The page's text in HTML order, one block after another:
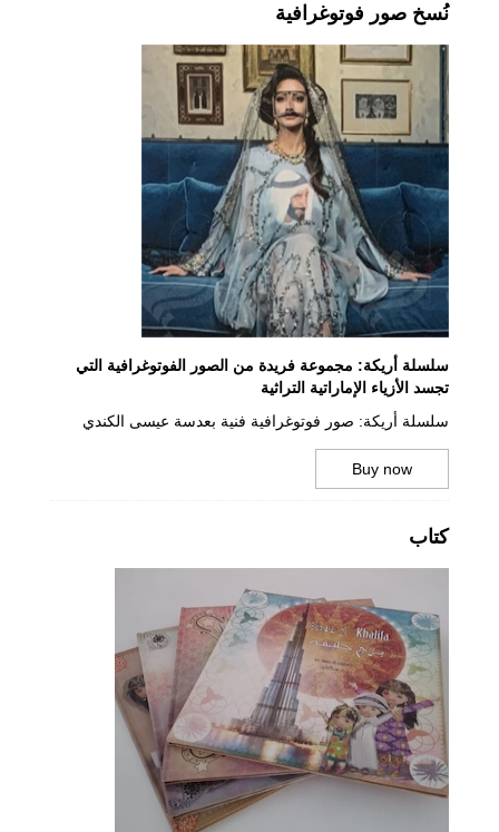
نُسخ صور فوتوغرافية
سلسلة أريكة: مجموعة فريدة من الصور الفوتوغرافية التي
تجسد الأزياء الإماراتية التراثية
سلسلة أريكة: صور فوتوغرافية فنية بعدسة عيسى الكندي
Buy now
كتاب